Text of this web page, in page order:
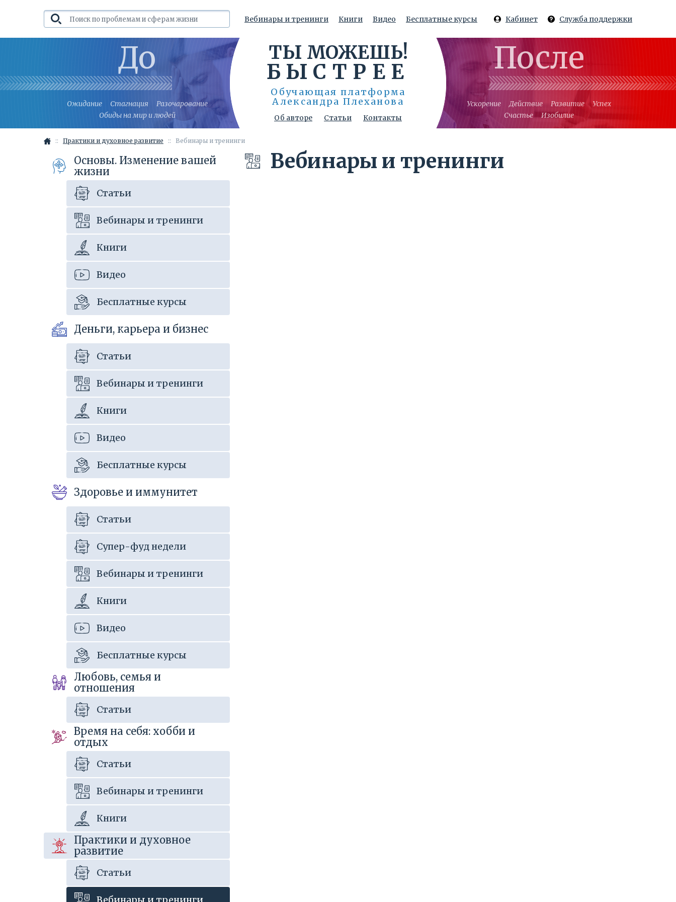
Вебинары и тренинги Книги Видео Бесплатные курсы Кабинет Служба поддержки
До
Ожидание Стагнация
Разочарование
Обиды на мир и людей
ТЫ МОЖЕШЬ!
БЫСТРЕЕ
Обучающая платформа
Александра Плеханова
Об авторе Статьи Контакты
После
Ускорение Действие Развитие
Успех
Счастье
Изобилие
Практики и духовное развитие Вебинары и тренинги
Основы. Изменение вашей
жизни
Статьи
Вебинары и тренинги
Книги
Видео
Бесплатные курсы
Деньги, карьера и бизнес
Статьи
Вебинары и тренинги
Книги
Видео
Бесплатные курсы
Здоровье и иммунитет
Статьи
Супер-фуд недели
Вебинары и тренинги
Книги
Видео
Бесплатные курсы
Любовь, семья и
отношения
Статьи
Время на себя: хобби и
отдых
Статьи
Вебинары и тренинги
Книги
Практики и духовное
развитие
Статьи
Вебинары и тренинги
Регистрация на
мероприятие
Укажите Ваш e-mail
и мы вовремя напомним о событии:
Согласен на обработку персональных
данных